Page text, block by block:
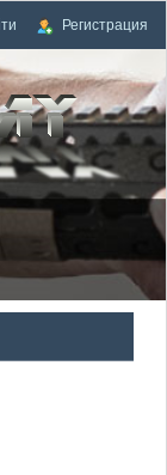
Регистрация